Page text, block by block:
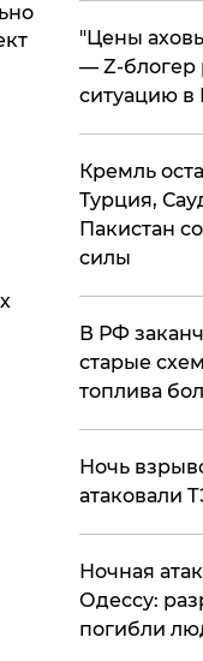
​"Цены
— Z-блогер
ситуацию
​Кремль
Турция,
Пакистан
силы
​В РФ
старые
топлива
​Ночь
атаковали
​Ночная
Одессу:
погибли